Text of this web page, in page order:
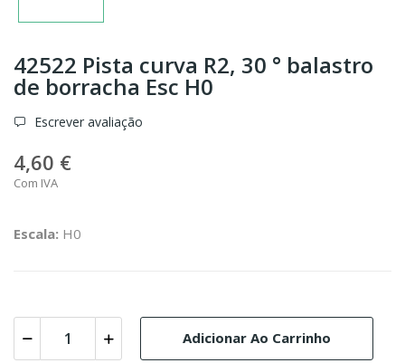
42522 Pista curva R2, 30 ° balastro
de borracha Esc H0
Escrever avaliação
4,60 €
Com IVA
Escala: H0
Adicionar Ao Carrinho